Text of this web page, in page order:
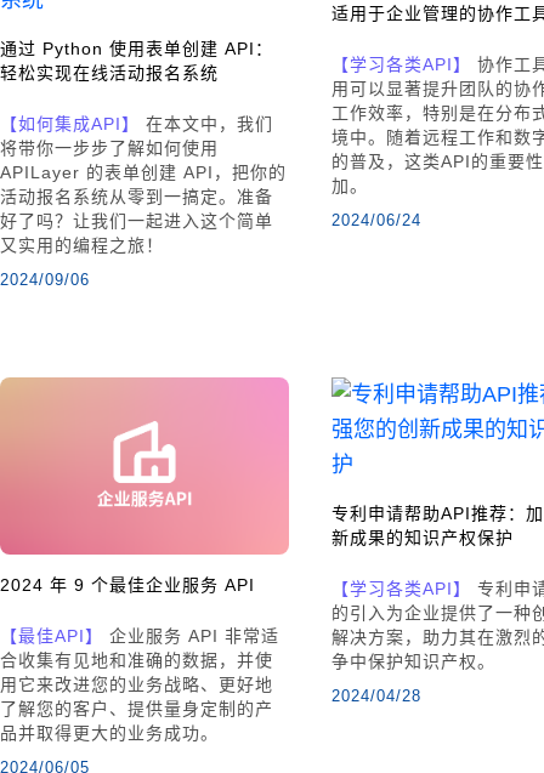
通过 Python 使用表单创建 API：
轻松实现在线活动报名系统
【如何集成API】
在本文中，我们
将带你一步步了解如何使用
APILayer 的表单创建 API，把你的
活动报名系统从零到一搞定。准备
好了吗？让我们一起进入这个简单
又实用的编程之旅！
2024/09/06
适用于企业管理的协作工
【学习各类API】
协作工
用可以显著提升团队的协
工作效率，特别是在分布
境中。随着远程工作和数
的普及，这类API的重要
加。
2024/06/24
2024 年 9 个最佳企业服务 API
【最佳API】
企业服务 API 非常适
合收集有见地和准确的数据，并使
用它来改进您的业务战略、更好地
了解您的客户、提供量身定制的产
品并取得更大的业务成功。
2024/06/05
专利申请帮助API推荐：
新成果的知识产权保护
【学习各类API】
专利申
的引入为企业提供了一种
解决方案，助力其在激烈
争中保护知识产权。
2024/04/28